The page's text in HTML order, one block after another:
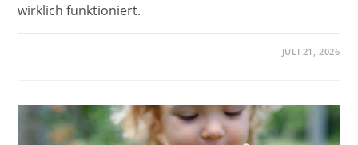
wirklich funktioniert.
JULI 21, 2026